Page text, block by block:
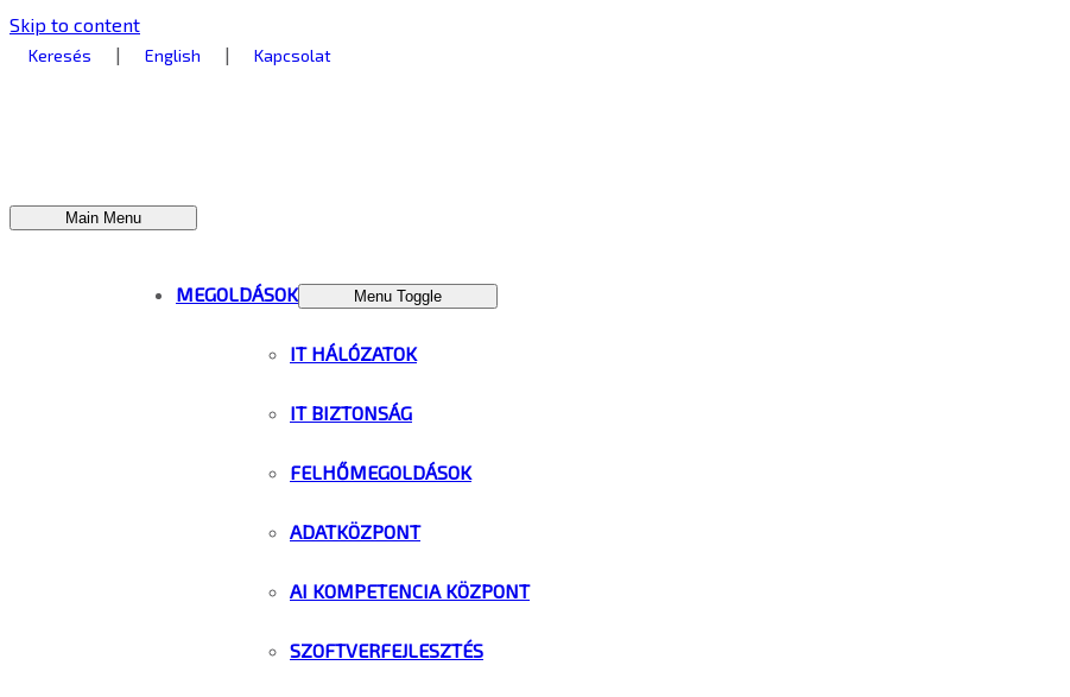
Skip to content
Keresés | English | Kapcsolat
Main Menu
MEGOLDÁSOK Menu Toggle
IT HÁLÓZATOK
IT BIZTONSÁG
FELHŐMEGOLDÁSOK
ADATKÖZPONT
AI KOMPETENCIA KÖZPONT
SZOFTVERFEJLESZTÉS